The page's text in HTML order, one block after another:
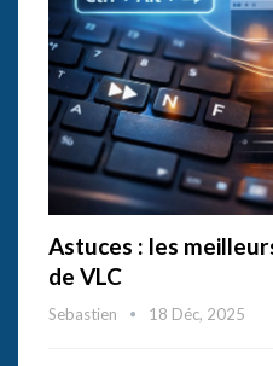
Astuces : les
de VLC
Sebastien 18 Déc, 2025